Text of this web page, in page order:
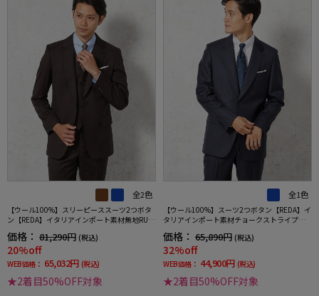
全2色
【ウール100%】スリーピーススーツ2つボタ
ン【REDA】イタリアインポート素材無地RUC
KENBACCHAR秋冬
価格： 81,290円 (税込)
20%off
WEB価格： 65,032円 (税込)
★2着目50%OFF対象
全1色
【ウール100%】スーツ2つボタン【REDA】イ
タリアインポート素材チョークストライプリ
ッケンバッカー秋冬
価格： 65,890円 (税込)
32%off
WEB価格： 44,900円 (税込)
★2着目50%OFF対象